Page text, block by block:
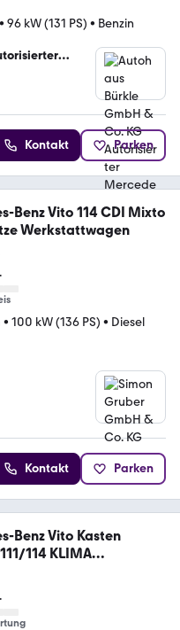
• 96 kW (131 PS) • Benzin
Kontakt Parken
Benz Vito 114 CDI Mixto
Werkstattwagen
• 100 kW (136 PS) • Diesel
Kontakt Parken
Benz Vito Kasten
114 KLIMA